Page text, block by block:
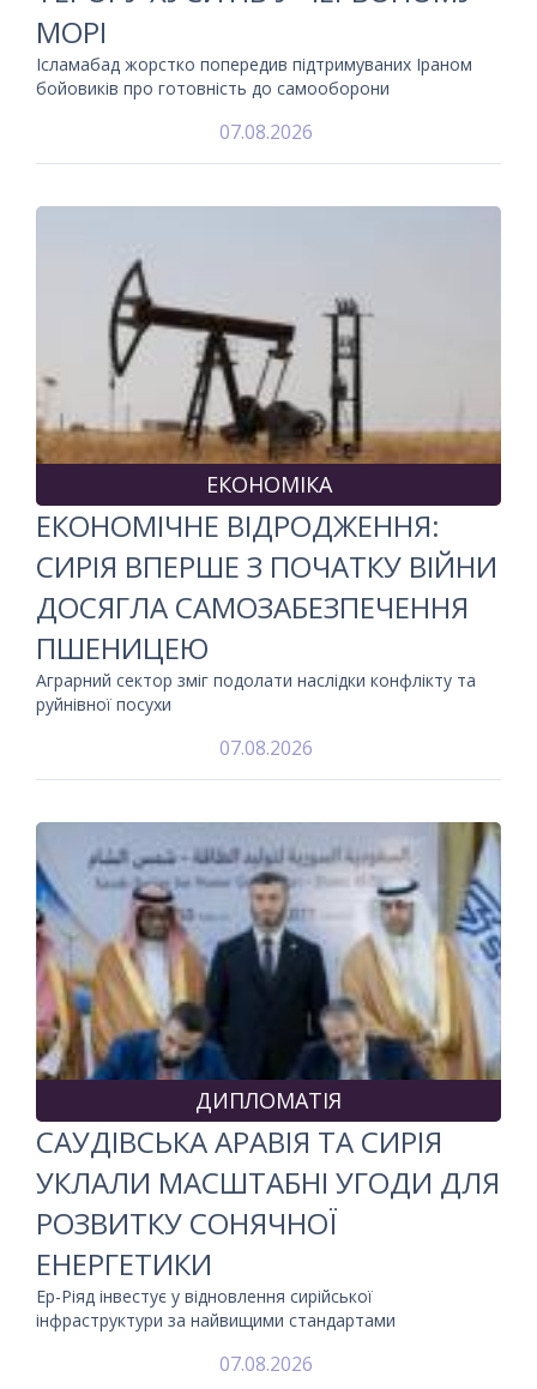
МОРІ
Ісламабад жорстко попередив підтримуваних Іраном
бойовиків про готовність до самооборони
07.08.2026
ЕКОНОМІКА
ЕКОНОМІЧНЕ ВІДРОДЖЕННЯ:
СИРІЯ ВПЕРШЕ З ПОЧАТКУ ВІЙНИ
ДОСЯГЛА САМОЗАБЕЗПЕЧЕННЯ
ПШЕНИЦЕЮ
Аграрний сектор зміг подолати наслідки конфлікту та
руйнівної посухи
07.08.2026
ДИПЛОМАТІЯ
САУДІВСЬКА АРАВІЯ ТА СИРІЯ
УКЛАЛИ МАСШТАБНІ УГОДИ ДЛЯ
РОЗВИТКУ СОНЯЧНОЇ
ЕНЕРГЕТИКИ
Ер-Ріяд інвестує у відновлення сирійської
інфраструктури за найвищими стандартами
07.08.2026